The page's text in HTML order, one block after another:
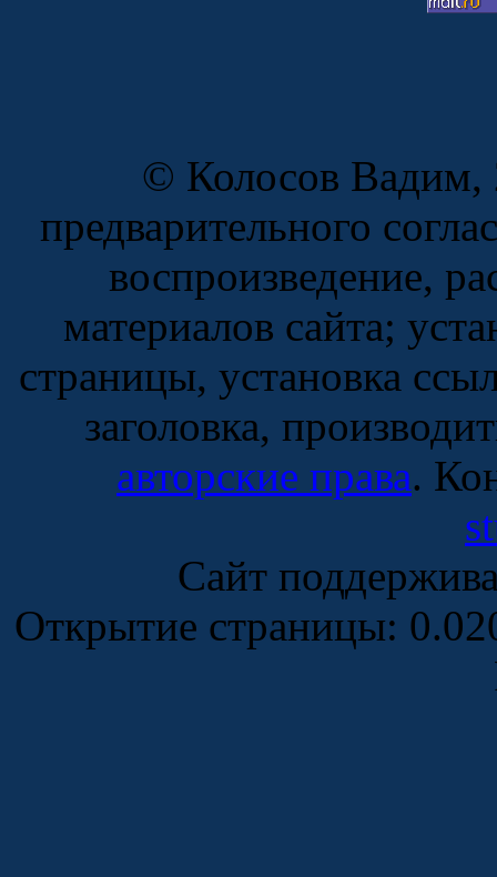
© Колосов Вадим,
предварительного
воспроизведение,
материалов сайта;
страницы, установка
заголовка,
авторские права.
Сайт
Открытие страницы: